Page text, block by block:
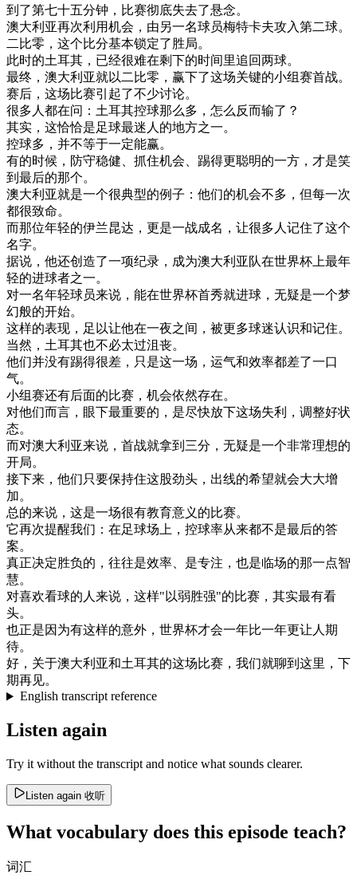
到了第七十五分钟 ， 比赛彻底失去了悬念。
澳大利亚再次利用机会 ， 由另一名球员梅特卡夫攻入第二球。
二比零 ， 这个比分基本锁定了胜局。
此时的土耳其 ， 已经很难在剩下的时间里追回两球。
最终 ， 澳大利亚就以二比零 ， 赢下了这场关键的小组赛首战。
赛后 ， 这场比赛引起了不少讨论。
很多人都在问 ： 土耳其控球那么多 ， 怎么反而输了 ？
其实 ， 这恰恰是足球最迷人的地方之一。
控球多 ， 并不等于一定能赢。
有的时候 ， 防守稳健、 抓住机会、 踢得更聪明的一方 ， 才是笑
到 最后的那个。
澳大利亚就是一个很典型的例子 ： 他们的机会不多 ， 但每一次
都很致命。
而那位年轻的伊兰昆达 ， 更是一战成名 ， 让很多人记住了这个
名字。
据说 ， 他还创造了一项纪录 ， 成为澳大利亚 队在世界杯上最年
轻的进球者之一。
对一名年轻球员来说 ， 能在世界杯首秀就进球 ， 无疑是一个梦
幻般的开始。
这样的表现 ， 足以让他在一夜之间 ， 被更多球迷认识和记住。
当然 ， 土耳其也不必太过沮丧。
他们并没有踢得很差 ， 只是这一场 ， 运气和效率都差了一口
气。
小组赛还有后面的比赛 ， 机会依然存在。
对他们而言 ， 眼下最重要的 ， 是尽快放下这场失利 ， 调整好状
态。
而对澳大利亚来说 ， 首战就拿到 三分 ， 无疑是一个非常理想的
开局。
接下来 ， 他们只要保持住这股劲头 ， 出线的希望就会大大增
加。
总的来说 ， 这是一场很有教育意义 的比赛。
它再次提醒我们 ： 在足球场上 ， 控球率从来都不是最后的答
案。
真正决定胜负的 ， 往往是效率、 是专注 ， 也是临场的那一点智
慧。
对喜欢看球的人来说 ， 这样"以弱胜强"的比赛 ， 其实最有看
头。
也正是因为有这样的意外 ， 世界杯才会一年比一年更让人期
待。
好 ， 关于澳大利亚和土耳其的这场比赛 ， 我们就聊到 这里 ， 下
期再见。
English transcript reference
Listen again
Try it without the transcript and notice what sounds clearer.
Listen again 收听
What vocabulary does this episode teach?
词汇